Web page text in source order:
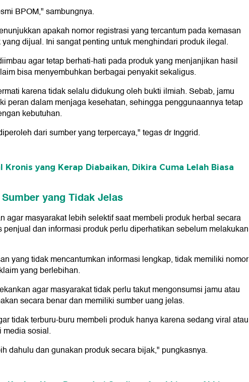
BPOM," sambungnya.
apakah nomor registrasi yang tercantum pada kemasan
dijual. Ini sangat penting untuk menghindari produk ilegal.
agar tetap berhati-hati pada produk yang menjanjikan hasil
bisa menyembuhkan berbagai penyakit sekaligus.
karena tidak selalu didukung oleh bukti ilmiah. Sebab, jamu
peran dalam menjaga kesehatan, sehingga penggunaannya tetap
kebutuhan.
dari sumber yang terpercaya," tegas dr Inggrid.
Kronis yang Kerap Diabaikan, Dikira Cuma Lelah Biasa
yang Tidak Jelas
agar masyarakat lebih selektif saat membeli produk herbal secara
dan informasi produk perlu diperhatikan sebelum melakukan
yang tidak mencantumkan informasi lengkap, tidak memiliki nomor
yang berlebihan.
agar masyarakat tidak perlu takut mengonsumsi jamu atau
secara benar dan memiliki sumber uang jelas.
tidak terburu-buru membeli produk hanya karena sedang viral atau
media sosial.
dahulu dan gunakan produk secara bijak," pungkasnya.